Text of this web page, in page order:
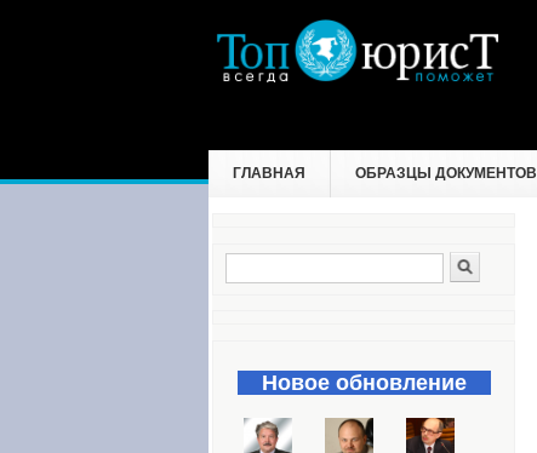
ГЛАВНАЯ ОБРАЗЦЫ ДОКУМЕНТОВ
Форма поиска
Новое обновление